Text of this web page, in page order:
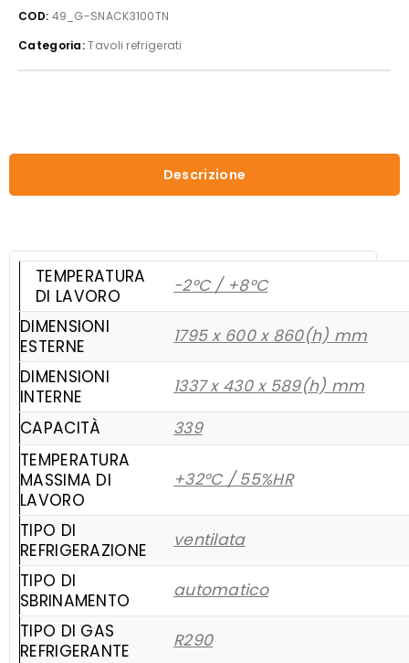
Tavolo
G-
SNACK3100TN
COD: 49_G-SNACK3100TN
Categoria:Tavoli refrigerati
Descrizione
TEMPERATURA
DI LAVORO
-2°C / +8°C
DIMENSIONI
ESTERNE
1795 x 600 x 860(h) mm
DIMENSIONI
INTERNE
1337 x 430 x 589(h) mm
CAPACITÀ
339
TEMPERATURA
MASSIMA DI
LAVORO
+32°C / 55%HR
TIPO DI
REFRIGERAZIONE
ventilata
TIPO DI
SBRINAMENTO
automatico
TIPO DI GAS
REFRIGERANTE
R290